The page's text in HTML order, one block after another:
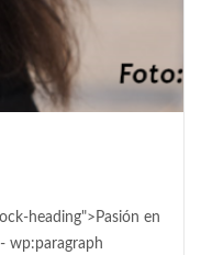
heading">Pasión en
wp:paragraph